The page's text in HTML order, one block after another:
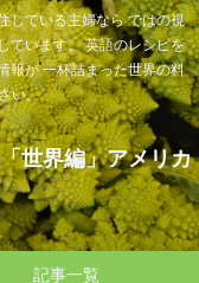
している主婦なら ではの視
ています。 英語のレシピを
報が 一杯詰まった世界の料
い。
世界編」アメリカ
記事一覧